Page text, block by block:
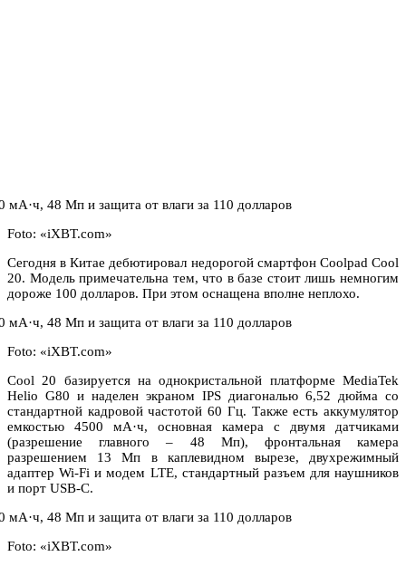
Foto: «iXBT.com»
Сегодня в Китае дебютировал недорогой смартфон Coolpad Cool
20. Модель примечательна тем, что в базе стоит лишь немногим
дороже 100 долларов. При этом оснащена вполне неплохо.
Foto: «iXBT.com»
Cool 20 базируется на однокристальной платформе MediaTek
Helio G80 и наделен экраном IPS диагональю 6,52 дюйма со
стандартной кадровой частотой 60 Гц. Также есть аккумулятор
емкостью 4500 мА·ч, основная камера с двумя датчиками
(разрешение главного – 48 Мп), фронтальная камера
разрешением 13 Мп в каплевидном вырезе, двухрежимный
адаптер Wi-Fi и модем LTE, стандартный разъем для наушников
и порт USB-C.
Foto: «iXBT.com»